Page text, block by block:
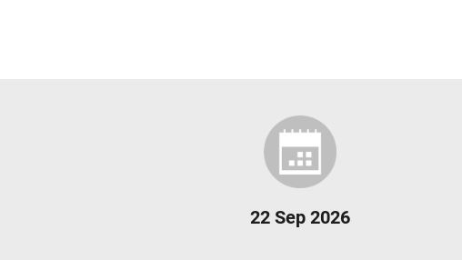
22 Sep 2026